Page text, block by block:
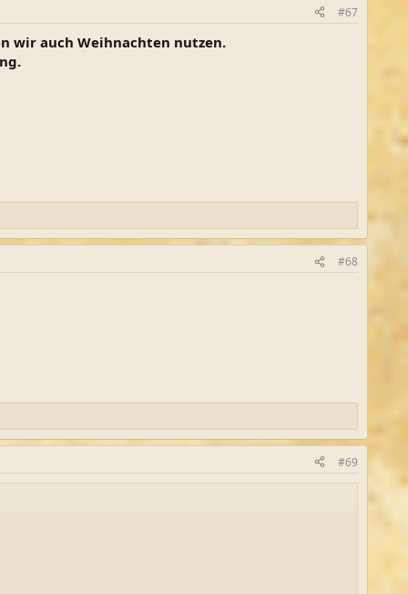
#67
wir auch Weihnachten nutzen.
#68
#69